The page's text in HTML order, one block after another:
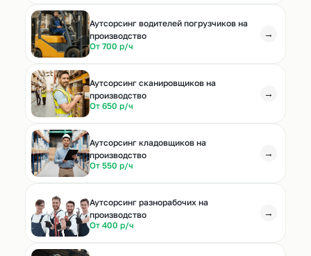
Аутсорсинг водителей погрузчиков на
производство
От 700 р/ч
→
Аутсорсинг сканировщиков на
производство
От 650 р/ч
→
Аутсорсинг кладовщиков на
производство
От 550 р/ч
→
Аутсорсинг разнорабочих на
производство
От 400 р/ч
→